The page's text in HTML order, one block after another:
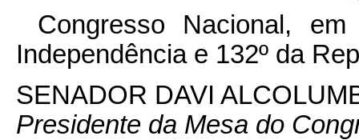
Congresso Nacional,
Independência e 132º da
SENADOR DAVI
Presidente da Mesa do